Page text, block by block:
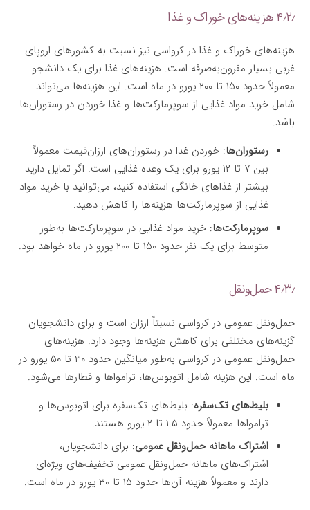
۴٫۲٫ هزینه‌های خوراک و غذا
هزینه‌های خوراک و غذا در کرواسی نیز نسبت به کشورهای اروپای
غربی بسیار مقرون‌به‌صرفه است. هزینه‌های غذا برای یک دانشجو
معمولاً حدود ۱۵۰ تا ۲۰۰ یورو در ماه است. این هزینه‌ها می‌تواند
شامل خرید مواد غذایی از سوپرمارکت‌ها و غذا خوردن در رستوران‌ها
باشد.
رستوران‌ها: خوردن غذا در رستوران‌های ارزان‌قیمت معمولاً
بین ۷ تا ۱۲ یورو برای یک وعده غذایی است. اگر تمایل دارید
بیشتر از غذاهای خانگی استفاده کنید، می‌توانید با خرید مواد
غذایی از سوپرمارکت‌ها هزینه‌ها را کاهش دهید.
سوپرمارکت‌ها: خرید مواد غذایی در سوپرمارکت‌ها به‌طور
متوسط برای یک نفر حدود ۱۵۰ تا ۲۰۰ یورو در ماه خواهد بود.
۴٫۳٫ حمل‌ونقل
حمل‌ونقل عمومی در کرواسی نسبتاً ارزان است و برای دانشجویان
گزینه‌های مختلفی برای کاهش هزینه‌ها وجود دارد. هزینه‌های
حمل‌ونقل عمومی در کرواسی به‌طور میانگین حدود ۳۰ تا ۵۰ یورو در
ماه است. این هزینه شامل اتوبوس‌ها، ترامواها و قطارها می‌شود.
بلیط‌های تک‌سفره: بلیط‌های تک‌سفره برای اتوبوس‌ها و
ترامواها معمولاً حدود ۱.۵ تا ۲ یورو هستند.
اشتراک ماهانه حمل‌ونقل عمومی: برای دانشجویان،
اشتراک‌های ماهانه حمل‌ونقل عمومی تخفیف‌های ویژه‌ای
دارند و معمولاً هزینه آن‌ها حدود ۱۵ تا ۳۰ یورو در ماه است.